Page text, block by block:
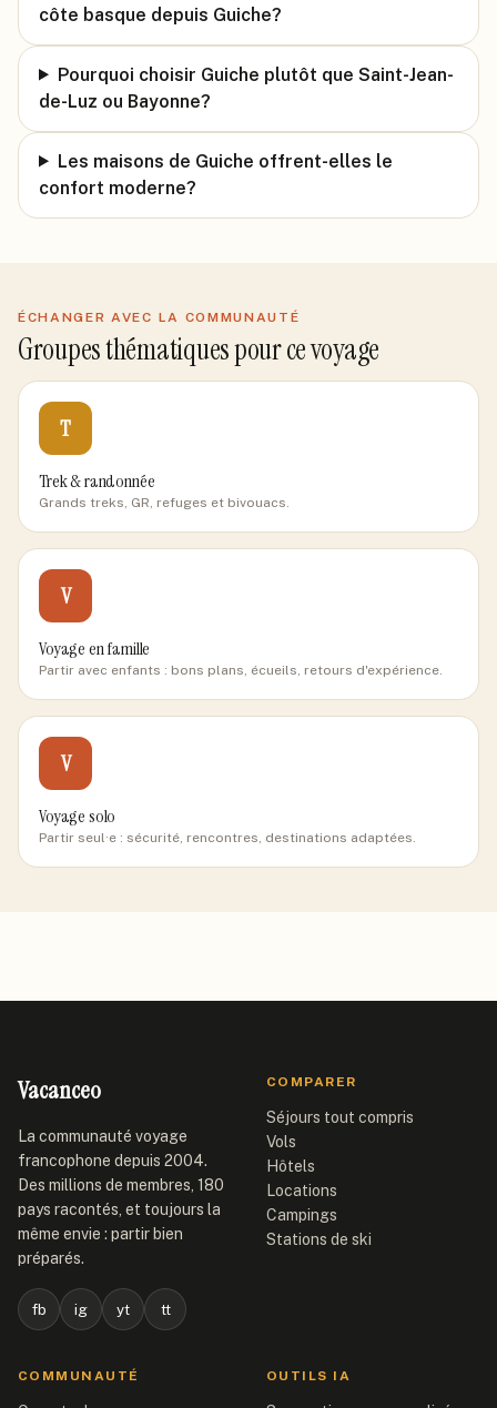
côte basque depuis Guiche?
Pourquoi choisir Guiche plutôt que Saint-Jean-
de-Luz ou Bayonne?
Les maisons de Guiche offrent-elles le
confort moderne?
ÉCHANGER AVEC LA COMMUNAUTÉ
Groupes thématiques pour ce voyage
T
Trek & randonnée
Grands treks, GR, refuges et bivouacs.
V
Voyage en famille
Partir avec enfants : bons plans, écueils, retours d'expérience.
V
Voyage solo
Partir seul·e : sécurité, rencontres, destinations adaptées.
Vacanceo
La communauté voyage
francophone depuis 2004.
Des millions de membres, 180
pays racontés, et toujours la
même envie : partir bien
préparés.
fb ig yt tt
COMPARER
Séjours tout compris
Vols
Hôtels
Locations
Campings
Stations de ski
COMMUNAUTÉ OUTILS IA